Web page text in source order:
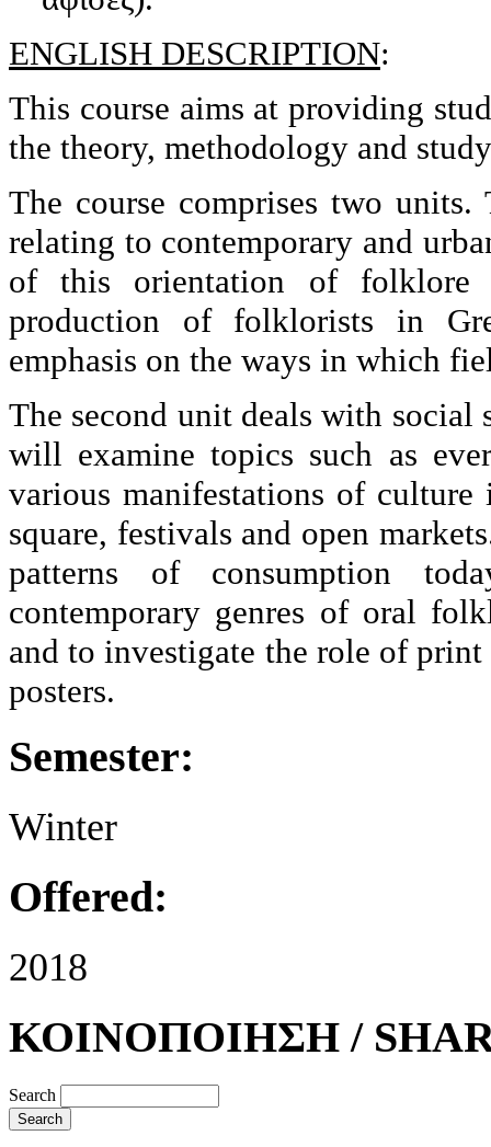
ENGLISH DESCRIPTION:
This course aims at providing
the theory, methodology and
The course comprises two
relating to contemporary and
of this orientation of folklore
production of folklorists in
emphasis on the ways in which
The second unit deals with social
will examine topics such as
various manifestations of
square, festivals and open
patterns of consumption
contemporary genres of oral
and to investigate the role of print
posters.
Semester:
Winter
Offered:
2018
ΚΟΙΝΟΠΟΙΗΣΗ /
Search